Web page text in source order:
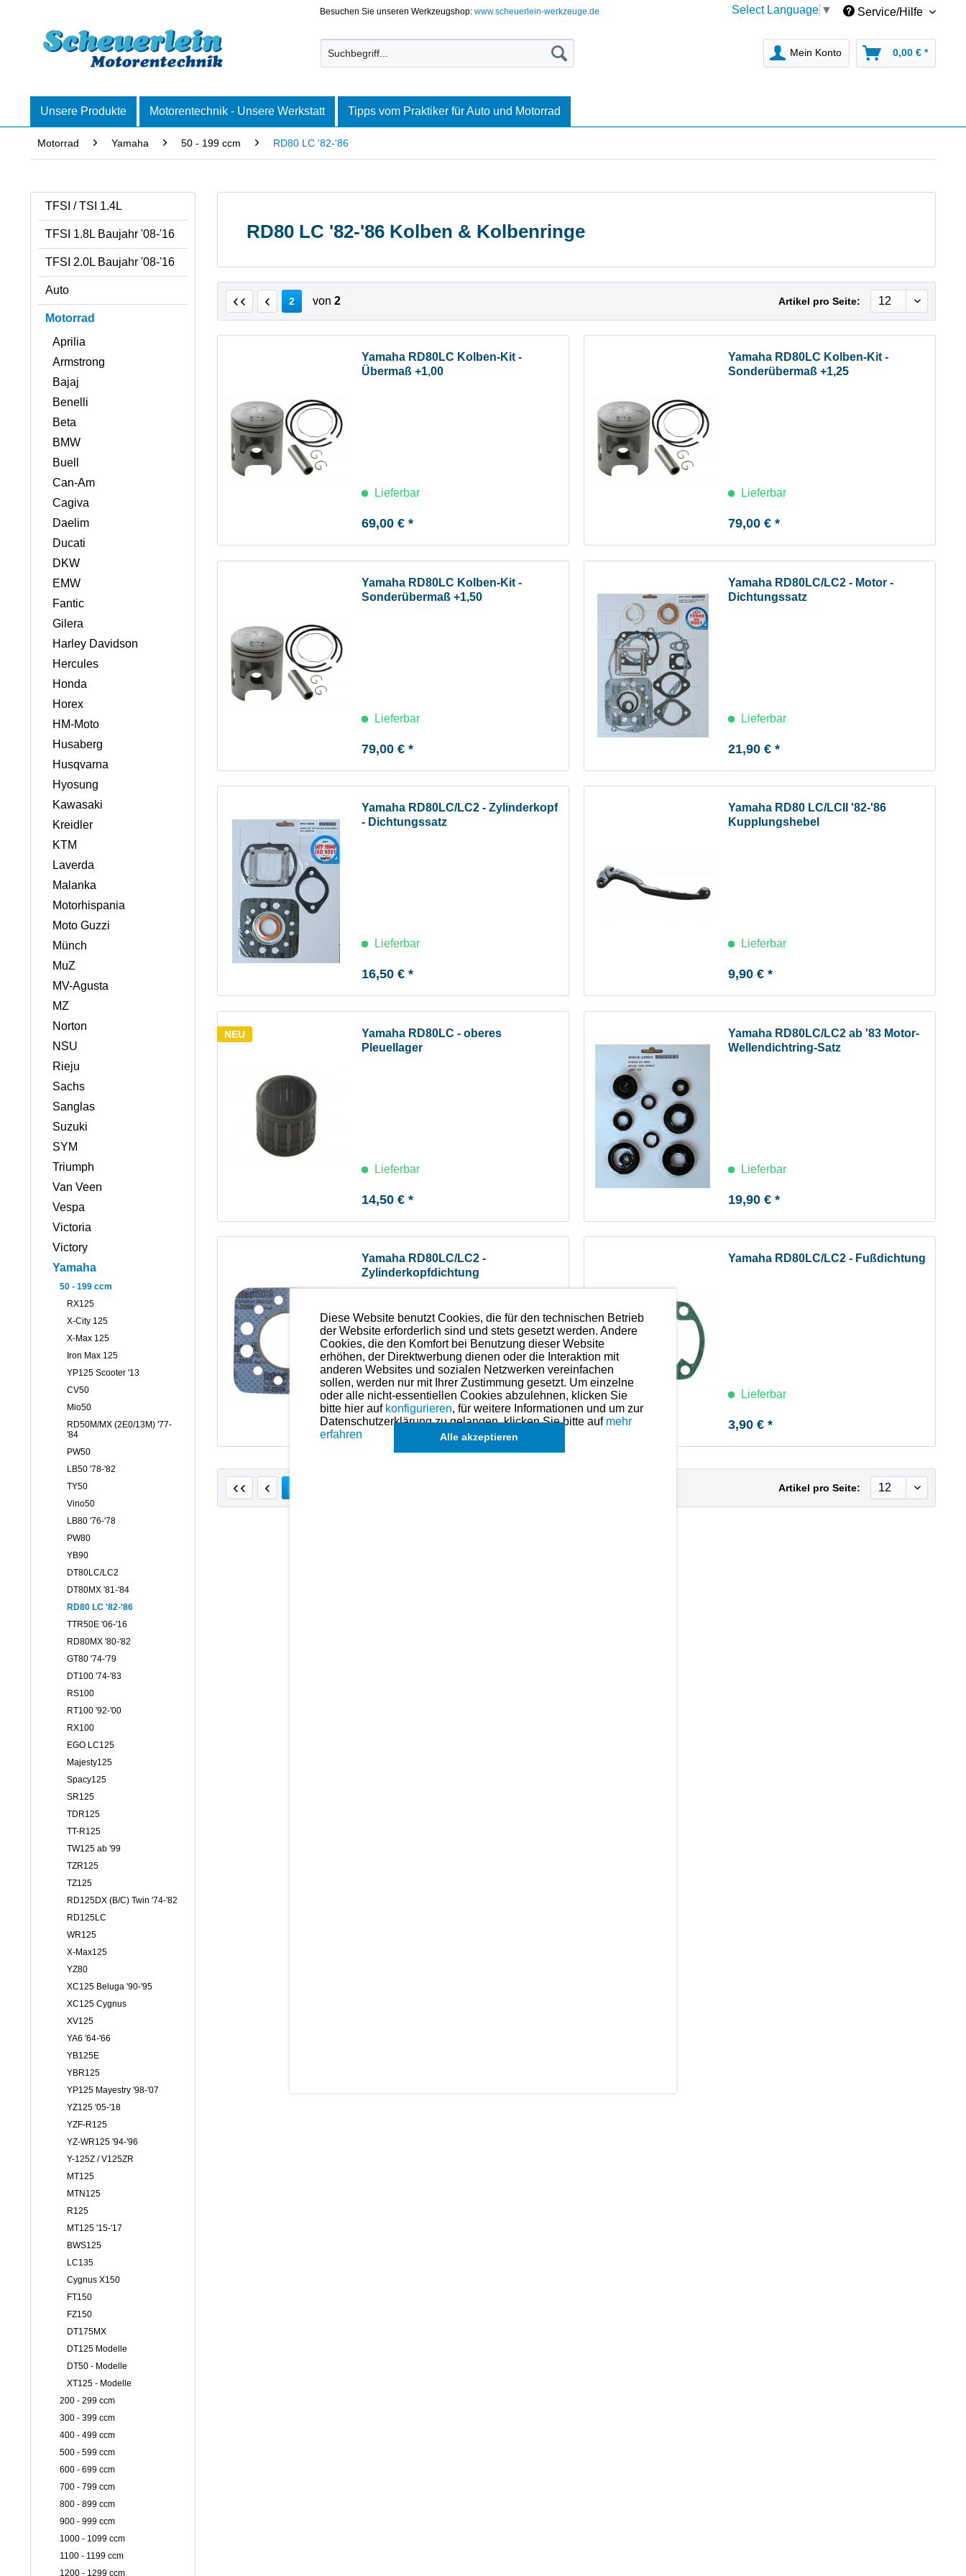
Besuchen Sie unseren Werkzeugshop:www.scheuerlein-werkzeuge.de Select Language ▼ Service/Hilfe
Mein Konto 0,00 € *
Unsere Produkte Motorentechnik - Unsere Werkstatt Tipps vom Praktiker für Auto und Motorrad
Motorrad Yamaha 50 - 199 ccm RD80 LC '82-'86
TFSI / TSI 1.4L
TFSI 1.8L Baujahr '08-'16
TFSI 2.0L Baujahr '08-'16
Auto
Motorrad
Aprilia
Armstrong
Bajaj
Benelli
Beta
BMW
Buell
Can-Am
Cagiva
Daelim
Ducati
DKW
EMW
Fantic
Gilera
Harley Davidson
Hercules
Honda
Horex
HM-Moto
Husaberg
Husqvarna
Hyosung
Kawasaki
Kreidler
KTM
Laverda
Malanka
Motorhispania
Moto Guzzi
Münch
MuZ
MV-Agusta
MZ
Norton
NSU
Rieju
Sachs
Sanglas
Suzuki
SYM
Triumph
Van Veen
Vespa
Victoria
Victory
Yamaha
50 - 199 ccm
RX125
X-City 125
X-Max 125
Iron Max 125
YP125 Scooter '13
CV50
Mio50
RD50M/MX (2E0/13M) '77-
'84
PW50
LB50 '78-'82
TY50
Vino50
LB80 '76-'78
PW80
YB90
DT80LC/LC2
DT80MX '81-'84
RD80 LC '82-'86
TTR50E '06-'16
RD80MX '80-'82
GT80 '74-'79
DT100 '74-'83
RS100
RT100 '92-'00
RX100
EGO LC125
Majesty125
Spacy125
SR125
TDR125
TT-R125
TW125 ab '99
TZR125
TZ125
RD125DX (B/C) Twin '74-'82
RD125LC
WR125
X-Max125
YZ80
XC125 Beluga '90-'95
XC125 Cygnus
XV125
YA6 '64-'66
YB125E
YBR125
YP125 Mayestry '98-'07
YZ125 '05-'18
YZF-R125
YZ-WR125 '94-'96
Y-125Z / V125ZR
MT125
MTN125
R125
MT125 '15-'17
BWS125
LC135
Cygnus X150
FT150
FZ150
DT175MX
DT125 Modelle
DT50 - Modelle
XT125 - Modelle
200 - 299 ccm
300 - 399 ccm
400 - 499 ccm
500 - 599 ccm
600 - 699 ccm
700 - 799 ccm
800 - 899 ccm
900 - 999 ccm
1000 - 1099 ccm
1100 - 1199 ccm
1200 - 1299 ccm
RD80 LC '82-'86 Kolben & Kolbenringe
2 von 2 Artikel pro Seite:
Yamaha RD80LC Kolben-Kit -
Übermaß +1,00
Lieferbar
69,00 € *
Yamaha RD80LC Kolben-Kit -
Sonderübermaß +1,25
Lieferbar
79,00 € *
Yamaha RD80LC Kolben-Kit -
Sonderübermaß +1,50
Lieferbar
79,00 € *
Yamaha RD80LC/LC2 - Motor -
Dichtungssatz
Lieferbar
21,90 € *
Yamaha RD80LC/LC2 - Zylinderkopf
- Dichtungssatz
Lieferbar
16,50 € *
Yamaha RD80 LC/LCII '82-'86
Kupplungshebel
Lieferbar
9,90 € *
NEU
Yamaha RD80LC - oberes
Pleuellager
Lieferbar
14,50 € *
Yamaha RD80LC/LC2 ab '83 Motor-
Wellendichtring-Satz
Lieferbar
19,90 € *
Yamaha RD80LC/LC2 -
Zylinderkopfdichtung
Lieferbar
5,90 € *
Yamaha RD80LC/LC2 - Fußdichtung
Lieferbar
3,90 € *
2 Artikel pro Seite:
Diese Website benutzt Cookies, die für den technischen Betrieb
der Website erforderlich sind und stets gesetzt werden. Andere
Cookies, die den Komfort bei Benutzung dieser Website
erhöhen, der Direktwerbung dienen oder die Interaktion mit
anderen Websites und sozialen Netzwerken vereinfachen
sollen, werden nur mit Ihrer Zustimmung gesetzt. Um einzelne
oder alle nicht-essentiellen Cookies abzulehnen, klicken Sie
bitte hier auf konfigurieren, für weitere Informationen und um zur
Datenschutzerklärung zu gelangen, klicken Sie bitte auf mehr
erfahren
Alle akzeptieren